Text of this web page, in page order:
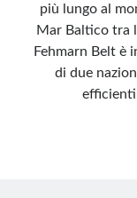
più lungo al
Mar Baltico tra
Fehmarn Belt è
di due
efficienti